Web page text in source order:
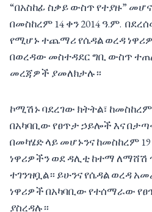
“በአስከፊ ስቃይ ውስጥ የተያዙ”
በመስከረም 14 ቀን 2014 ዓ.ም.
የሚሆኑ ተጨማሪ የሴዳል ወረዳ
በወረዳው መስተዳደር ግቢ ውስጥ
መረጃዎች ያመለክታሉ።
ኮሚሽኑ ባደረገው ክትትል፣ ከመስከረም
በአካባቢው የፀጥታ ኃይሎች እና
በመካሄድ ላይ መሆኑንና ከመስከረም
ነዋሪዎችን ወደ ዳሊቲ ከተማ ለማሸሽ
ተገንዝቧል። ይሁንና የሴዳል ወረዳ
ነዋሪዎች በአካባቢው የተሰማራው
ያስረዳሉ።